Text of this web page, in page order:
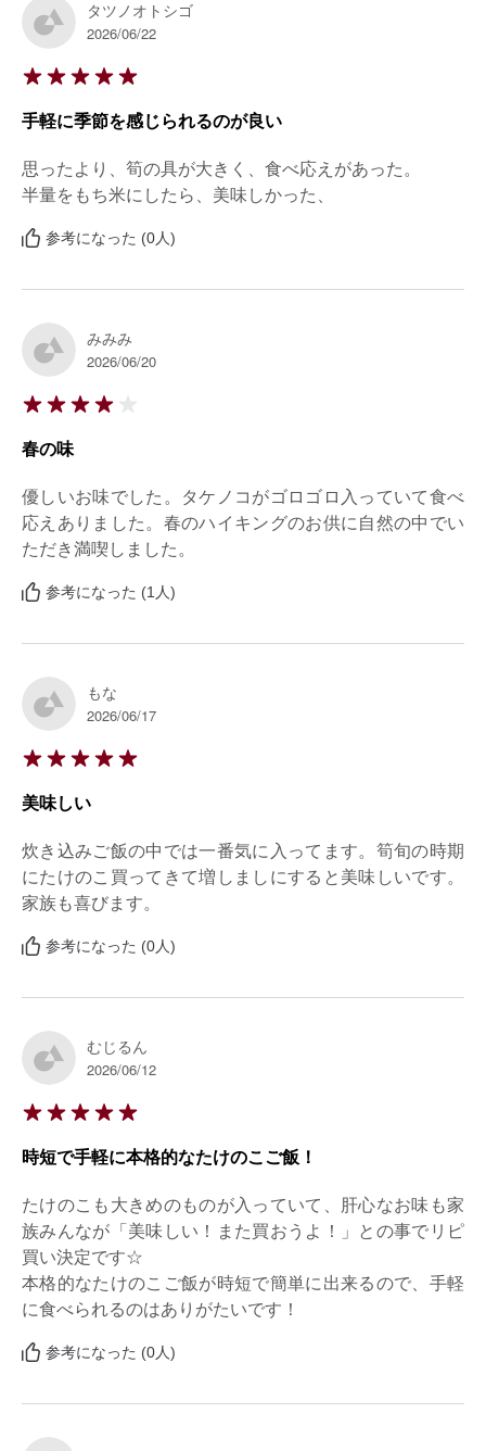
タツノオトシゴ
2026/06/22
手軽に季節を感じられるのが良い
思ったより、筍の具が大きく、食べ応えがあった。
半量をもち米にしたら、美味しかった、
参考になった (0人)
みみみ
2026/06/20
春の味
優しいお味でした。タケノコがゴロゴロ入っていて食べ
応えありました。春のハイキングのお供に自然の中でい
ただき満喫しました。
参考になった (1人)
もな
2026/06/17
美味しい
炊き込みご飯の中では一番気に入ってます。筍旬の時期
にたけのこ買ってきて増しましにすると美味しいです。
家族も喜びます。
参考になった (0人)
むじるん
2026/06/12
時短で手軽に本格的なたけのこご飯！
たけのこも大きめのものが入っていて、肝心なお味も家
族みんなが「美味しい！また買おうよ！」との事でリピ
買い決定です☆
本格的なたけのこご飯が時短で簡単に出来るので、手軽
に食べられるのはありがたいです！
参考になった (0人)